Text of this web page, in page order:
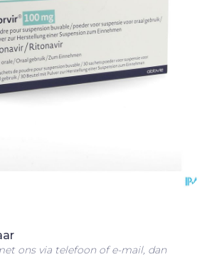
ons via telefoon of e-mail, dan